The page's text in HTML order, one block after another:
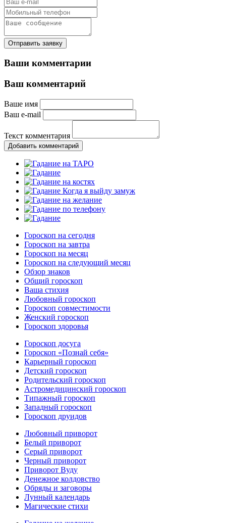
Отправить заявку
Ваши комментарии
Ваш комментарий
Ваше имя
Ваш e-mail
Текст комментария
Добавить комментарий
Гороскоп на сегодня
Гороскоп на завтра
Гороскоп на месяц
Гороскоп на следующий месяц
Обзор знаков
Общий гороскоп
Ваша стихия
Любовный гороскоп
Гороскоп совместимости
Женский гороскоп
Гороскоп здоровья
Гороскоп досуга
Гороскоп «Познай себя»
Карьерный гороскоп
Детский гороскоп
Родительский гороскоп
Астромедицинский гороскоп
Типажный гороскоп
Западный гороскоп
Гороскоп друидов
Любовный приворот
Белый приворот
Серый приворот
Черный приворот
Приворот Вуду
Денежное колдовство
Обряды и заговоры
Лунный календарь
Магические стихи